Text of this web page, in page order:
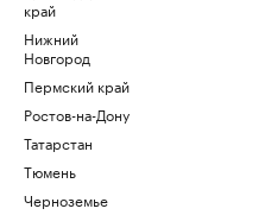
край
Нижний
Новгород
Пермский край
Ростов-на-Дону
Татарстан
Тюмень
Черноземье